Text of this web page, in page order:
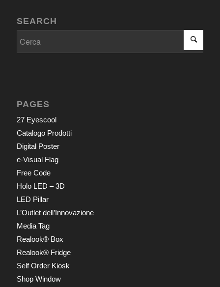
SEARCH
PAGES
27 Eyescool
Catalogo Prodotti
Digital Poster
e-Visual Flag
Free Code
Holo LED – 3D
LED Pillar
L’Outlet dell’Innovazione
Media Tag
Realook® Box
Realook® Fridge
Self Order Kiosk
Shop Window